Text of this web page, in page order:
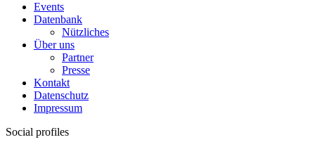
Events
Datenbank
Nützliches
Über uns
Partner
Presse
Kontakt
Datenschutz
Impressum
Social profiles